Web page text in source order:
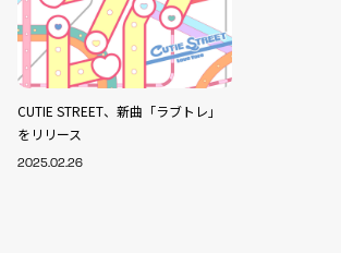
CUTIE STREET、新曲「ラブトレ」
をリリース
2025.02.26